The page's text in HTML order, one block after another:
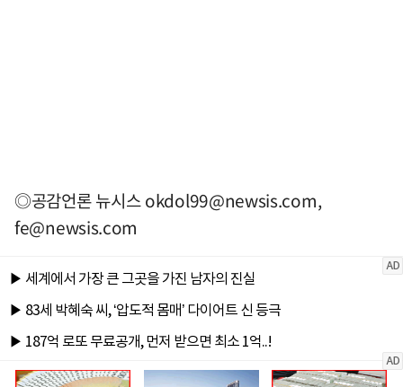
◎공감언론 뉴시스okdol99@newsis.com,
fe@newsis.com